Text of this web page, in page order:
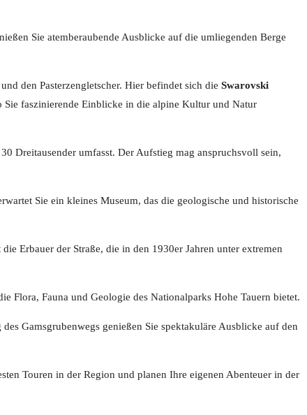
Sie atemberaubende Ausblicke auf die umliegenden Berge
den Pasterzengletscher. Hier befindet sich die Swarovski
Sie faszinierende Einblicke in die alpine Kultur und Natur
Dreitausender umfasst. Der Aufstieg mag anspruchsvoll sein,
Sie ein kleines Museum, das die geologische und historische
Erbauer der Straße, die in den 1930er Jahren unter extremen
Flora, Fauna und Geologie des Nationalparks Hohe Tauern bietet.
Gamsgrubenwegs genießen Sie spektakuläre Ausblicke auf den
Touren in der Region und planen Ihre eigenen Abenteuer in der